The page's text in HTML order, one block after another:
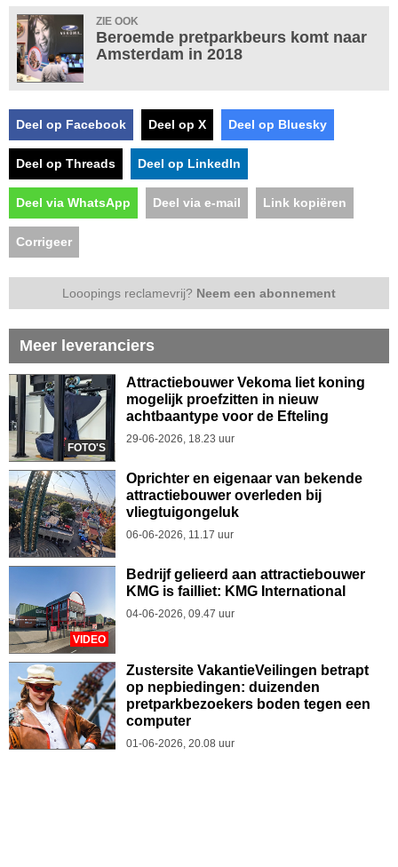
ZIE OOK
Beroemde pretparkbeurs komt naar
Amsterdam in 2018
Deel op Facebook Deel op X Deel op Bluesky
Deel op Threads Deel op LinkedIn
Deel via WhatsApp Deel via e-mail Link kopiëren
Corrigeer
Looopings reclamevrij? Neem een abonnement
Meer leveranciers
FOTO'S
Attractiebouwer Vekoma liet koning
mogelijk proefzitten in nieuw
achtbaantype voor de Efteling
29-06-2026, 18.23 uur
Oprichter en eigenaar van bekende
attractiebouwer overleden bij
vliegtuigongeluk
06-06-2026, 11.17 uur
VIDEO
Bedrijf gelieerd aan attractiebouwer
KMG is failliet: KMG International
04-06-2026, 09.47 uur
Zustersite VakantieVeilingen betrapt
op nepbiedingen: duizenden
pretparkbezoekers boden tegen een
computer
01-06-2026, 20.08 uur